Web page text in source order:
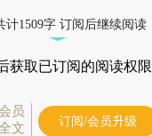
计1509字 订阅后继续阅读
获取已订阅的阅读权限
员
文
订阅/会员升级